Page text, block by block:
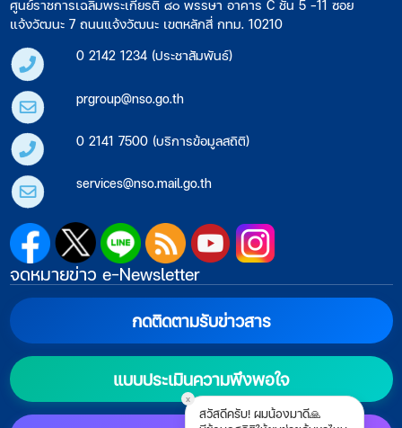
x
สวัสดีครับ! ผมน้องมาดี🙏
ศูนย์ราชการเฉลิมพระเกียรติ ๘๐ พรรษา อาคาร C ชั้น 5 -11 ซอย
แจ้งวัฒนะ 7 ถนนแจ้งวัฒนะ เขตหลักสี่ กทม. 10210
0 2142 1234 (ประชาสัมพันธ์)
prgroup@nso.go.th
0 2141 7500 (บริการข้อมูลสถิติ)
services@nso.mail.go.th
จดหมายข่าว e-Newsletter
กดติดตามรับข่าวสาร
แบบประเมินความพึงพอใจ